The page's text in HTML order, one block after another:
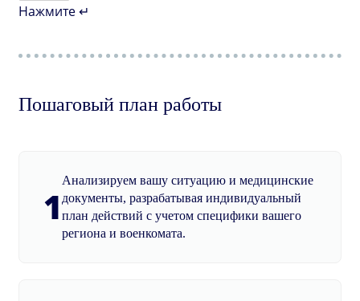
Нажмите ↵
Пошаговый план работы
1
Анализируем вашу ситуацию и медицинские
документы, разрабатывая индивидуальный
план действий с учетом специфики вашего
региона и военкомата.